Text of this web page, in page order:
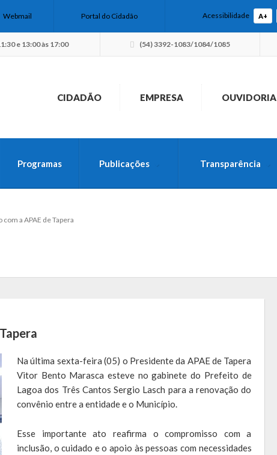
Webmail Portal do Cidadão Acessibilidade A+
e 13:00 às 17:00 (54) 3392-1083/1084/1085
CIDADÃO EMPRESA OUVIDORIA
Programas Publicações Transparência
a APAE de Tapera
Na última sexta-feira (05) o Presidente da APAE de Tapera
Vitor Bento Marasca esteve no gabinete do Prefeito de
Lagoa dos Três Cantos Sergio Lasch para a renovação do
convênio entre a entidade e o Município.
Esse importante ato reafirma o compromisso com a
inclusão, o cuidado e o apoio às pessoas com necessidades